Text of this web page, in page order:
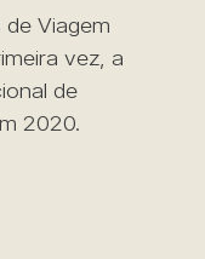
Viagem
vez, a
de
2020.